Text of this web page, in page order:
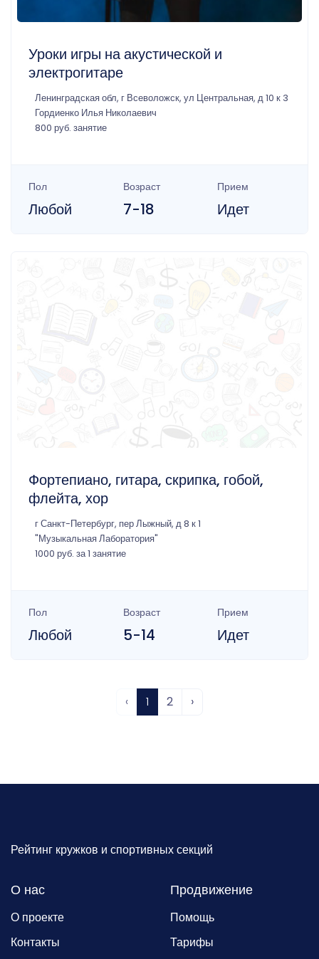
Уроки игры на акустической и
электрогитаре
Ленинградская обл, г Всеволожск, ул Центральная, д 10 к 3
Гордиенко Илья Николаевич
800 руб. занятие
Пол
Любой
Возраст
7-18
Прием
Идет
Фортепиано, гитара, скрипка, гобой,
флейта, хор
г Санкт-Петербург, пер Лыжный, д 8 к 1
"Музыкальная Лаборатория"
1000 руб. за 1 занятие
Пол
Любой
Возраст
5-14
Прием
Идет
‹ 1 2 ›
Рейтинг кружков и спортивных секций
О нас
О проекте
Контакты
Продвижение
Помощь
Тарифы